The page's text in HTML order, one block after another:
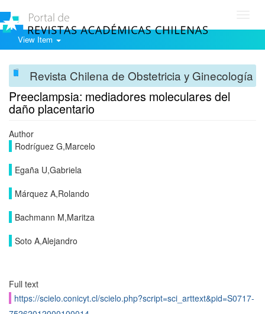
View Item
Revista Chilena de Obstetricia y Ginecología
Preeclampsia: mediadores moleculares del
daño placentario
Author
Rodríguez G,Marcelo
Egaña U,Gabriela
Márquez A,Rolando
Bachmann M,Maritza
Soto A,Alejandro
Full text
https://scielo.conicyt.cl/scielo.php?script=sci_arttext&pid=S0717-